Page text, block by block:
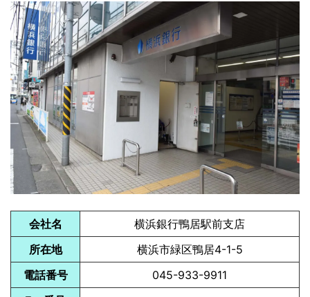
会社名
横浜銀行鴨居駅前支店
所在地
横浜市緑区鴨居4-1-5
電話番号
045-933-9911